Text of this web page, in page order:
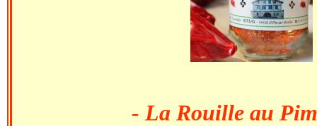
- La Rouille au